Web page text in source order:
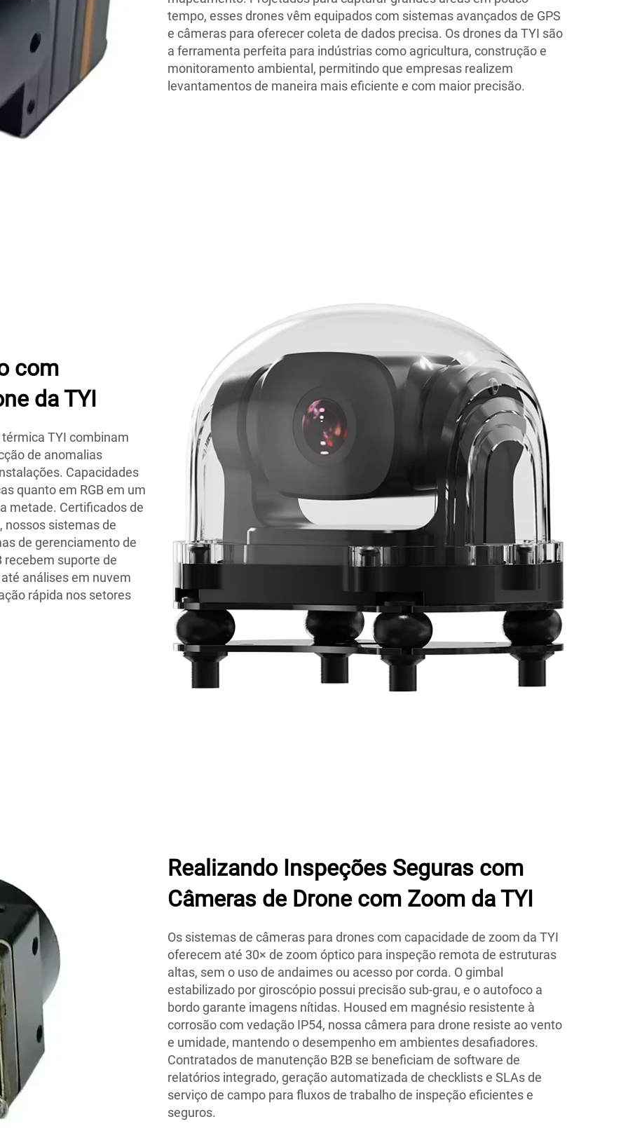
tempo, esses drones vêm equipados com sistemas avançados de GPS
e câmeras para oferecer coleta de dados precisa. Os drones da TYI são
a ferramenta perfeita para indústrias como agricultura, construção e
monitoramento ambiental, permitindo que empresas realizem
levantamentos de maneira mais eficiente e com maior precisão.
com
da TYI
TYI combinam
de anomalias
Capacidades
quanto em RGB em um
metade. Certificados de
nossos sistemas de
de gerenciamento de
recebem suporte de
análises em nuvem
rápida nos setores
Realizando Inspeções Seguras com
Câmeras de Drone com Zoom da TYI
Os sistemas de câmeras para drones com capacidade de zoom da TYI
oferecem até 30× de zoom óptico para inspeção remota de estruturas
altas, sem o uso de andaimes ou acesso por corda. O gimbal
estabilizado por giroscópio possui precisão sub-grau, e o autofoco a
bordo garante imagens nítidas. Housed em magnésio resistente à
corrosão com vedação IP54, nossa câmera para drone resiste ao vento
e umidade, mantendo o desempenho em ambientes desafiadores.
Contratados de manutenção B2B se beneficiam de software de
relatórios integrado, geração automatizada de checklists e SLAs de
serviço de campo para fluxos de trabalho de inspeção eficientes e
seguros.